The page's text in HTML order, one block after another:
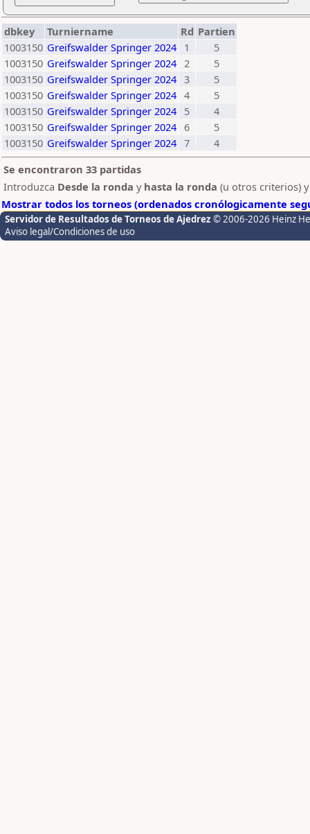
dbkey Turniername Rd Partien
1003150 Greifswalder Springer 2024 1
5
1003150 Greifswalder Springer 2024 2
5
1003150 Greifswalder Springer 2024 3
5
1003150 Greifswalder Springer 2024 4
5
1003150 Greifswalder Springer 2024 5
4
1003150 Greifswalder Springer 2024 6
5
1003150 Greifswalder Springer 2024 7
4
Se encontraron 33 partidas
Introduzca Desde la ronda y hasta la ronda (u otros criterios)
Mostrar todos los torneos (ordenados cronólogicamente
Servidor de Resultados de Torneos de Ajedrez © 2006-2026 Heinz
Aviso legal/Condiciones de uso